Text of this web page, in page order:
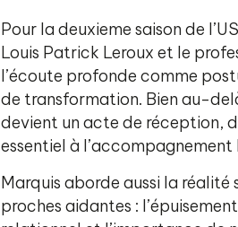
Pour la deuxieme saison de
Louis Patrick Leroux et le
l’écoute profonde comme
de transformation. Bien au-
devient un acte de réception,
essentiel à l’accompagnement
Marquis aborde aussi la réalité
proches aidantes :